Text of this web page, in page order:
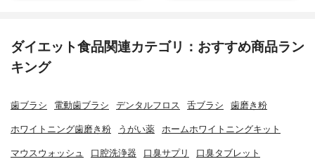
ダイエット食品関連カテゴリ：おすすめ商品ラン
キング
歯ブラシ 電動歯ブラシ デンタルフロス 舌ブラシ 歯磨き粉
ホワイトニング歯磨き粉 うがい薬 ホームホワイトニングキット
マウスウォッシュ 口腔洗浄器 口臭サプリ 口臭タブレット